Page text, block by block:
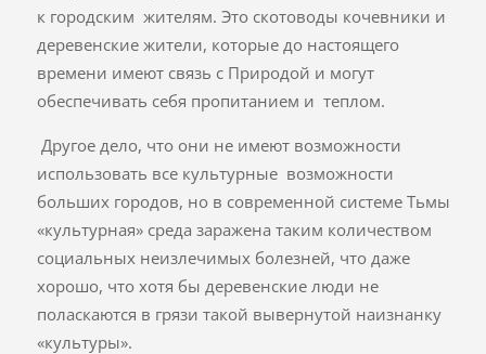
к городским жителям. Это скотоводы кочевники и
деревенские жители, которые до настоящего
времени имеют связь с Природой и могут
обеспечивать себя пропитанием и теплом.
Другое дело, что они не имеют возможности
использовать все культурные возможности
больших городов, но в современной системе Тьмы
«культурная» среда заражена таким количеством
социальных неизлечимых болезней, что даже
хорошо, что хотя бы деревенские люди не
поласкаются в грязи такой вывернутой наизнанку
«культуры».